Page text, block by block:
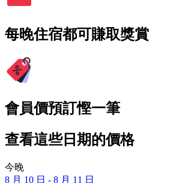
每晚住宿都可賺取獎賞
會員價預訂慳一筆
查看這些日期的價格
今晚
8 月 10 日 - 8 月 11 日